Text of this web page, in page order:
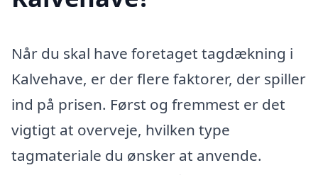
Når du skal have foretaget tagdækning i
Kalvehave, er der flere faktorer, der spiller
ind på prisen. Først og fremmest er det
vigtigt at overveje, hvilken type
tagmateriale du ønsker at anvende.